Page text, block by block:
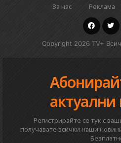
За нас Реклама
Copyright 2026 TV+
Регистрирайте се тук с
получавате всички наши